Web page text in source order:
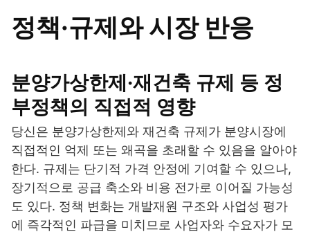
정책·규제와 시장 반응
분양가상한제·재건축 규제 등 정
부정책의 직접적 영향
당신은 분양가상한제와 재건축 규제가 분양시장에
직접적인 억제 또는 왜곡을 초래할 수 있음을 알아야
한다. 규제는 단기적 가격 안정에 기여할 수 있으나,
장기적으로 공급 축소와 비용 전가로 이어질 가능성
도 있다. 정책 변화는 개발재원 구조와 사업성 평가
에 즉각적인 파급을 미치므로 사업자와 수요자가 모